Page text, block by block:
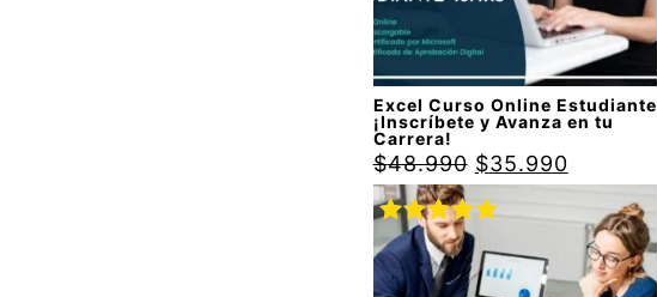
Excel Curso Online Estudiante
¡Inscríbete y Avanza en tu
Carrera!
$48.990 $35.990
Valorado
con5.00de
5